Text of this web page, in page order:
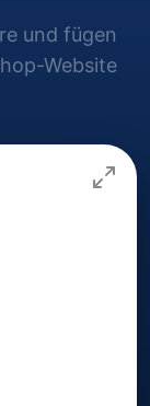
und fügen
Website